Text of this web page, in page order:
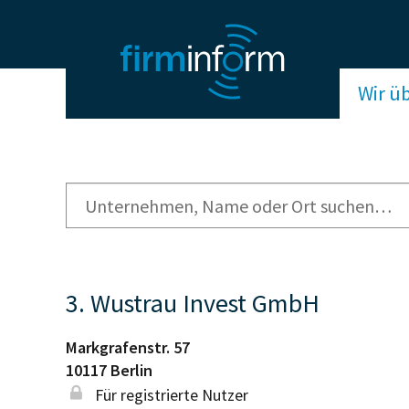
Wir
3. Wustrau Invest GmbH
Markgrafenstr. 57
10117 Berlin
Für registrierte Nutzer